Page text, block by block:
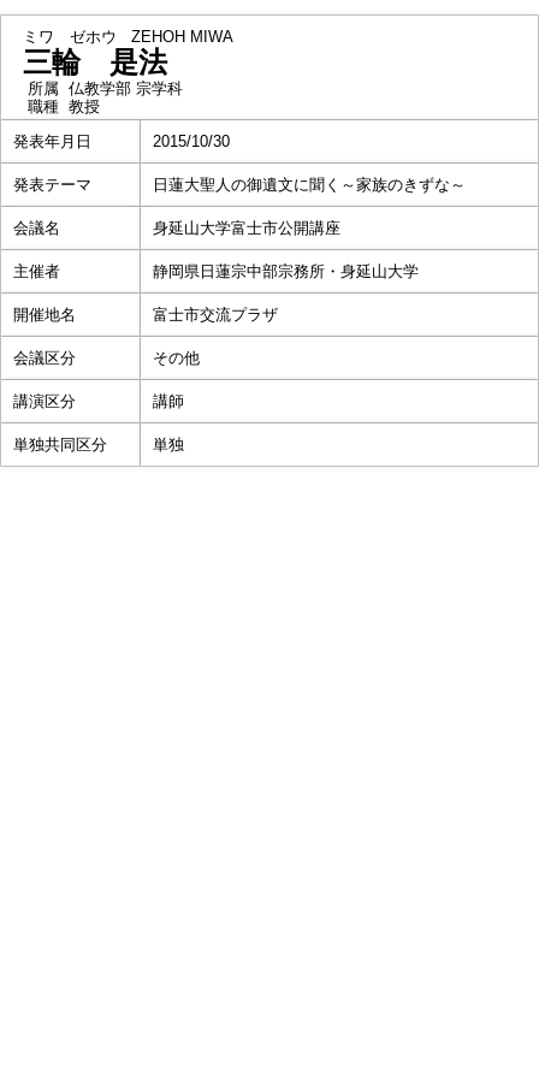
ミワ ゼホウ ZEHOH MIWA
三輪 是法
所属 仏教学部 宗学科
職種 教授
発表年月日
2015/10/30
発表テーマ 日蓮大聖人の御遺文に聞く～家族のきずな～
会議名 身延山大学富士市公開講座
主催者 静岡県日蓮宗中部宗務所・身延山大学
開催地名 富士市交流プラザ
会議区分 その他
講演区分 講師
単独共同区分 単独